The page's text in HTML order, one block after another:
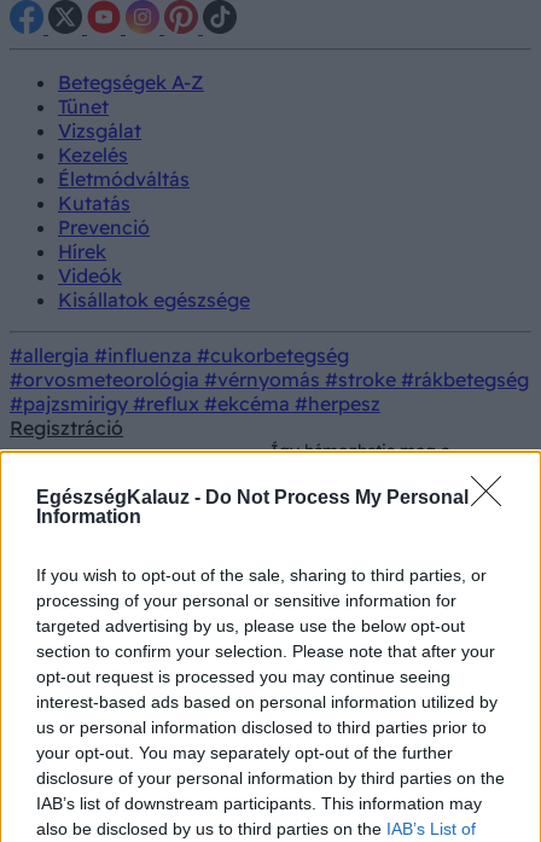
EgészségKalauz - Do Not Process My Personal
Information
If you wish to opt-out of the sale, sharing to third parties, or
processing of your personal or sensitive information for
targeted advertising by us, please use the below opt-out
section to confirm your selection. Please note that after your
opt-out request is processed you may continue seeing
interest-based ads based on personal information utilized by
us or personal information disclosed to third parties prior to
your opt-out. You may separately opt-out of the further
disclosure of your personal information by third parties on the
IAB’s list of downstream participants. This information may
also be disclosed by us to third parties on the IAB’s List of
Betegségek A-Z
Tünet
Vizsgálat
Kezelés
Életmódváltás
Kutatás
Prevenció
Hírek
Videók
Kisállatok egészsége
#allergia #influenza #cukorbetegség
#orvosmeteorológia #vérnyomás #stroke #rákbetegség
#pajzsmirigy #reflux #ekcéma #herpesz
Regisztráció
alapanyagok
Így hámozhatja meg a
paradicsomot egyszerűen,
pillanatok alatt – forrázás
Így hámozhatja meg a
paradicsomot egyszerűen,
pillanatok alatt – forrázás nélkül is